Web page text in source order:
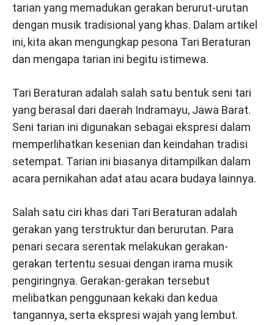
tarian yang memadukan gerakan berurut-urutan
dengan musik tradisional yang khas. Dalam artikel
ini, kita akan mengungkap pesona Tari Beraturan
dan mengapa tarian ini begitu istimewa.
Tari Beraturan adalah salah satu bentuk seni tari
yang berasal dari daerah Indramayu, Jawa Barat.
Seni tarian ini digunakan sebagai ekspresi dalam
memperlihatkan kesenian dan keindahan tradisi
setempat. Tarian ini biasanya ditampilkan dalam
acara pernikahan adat atau acara budaya lainnya.
Salah satu ciri khas dari Tari Beraturan adalah
gerakan yang terstruktur dan berurutan. Para
penari secara serentak melakukan gerakan-
gerakan tertentu sesuai dengan irama musik
pengiringnya. Gerakan-gerakan tersebut
melibatkan penggunaan kekaki dan kedua
tangannya, serta ekspresi wajah yang lembut.